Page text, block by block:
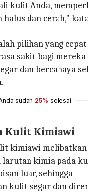
kulit Anda,
dan cerah,"
pilihan yang
sakit bagi mereka
dan bercahaya
sudah 25% selesai
Kulit Kimiawi
kimiawi melibatkan
larutan kimia pada
luar, sehingga
kulit segar dan